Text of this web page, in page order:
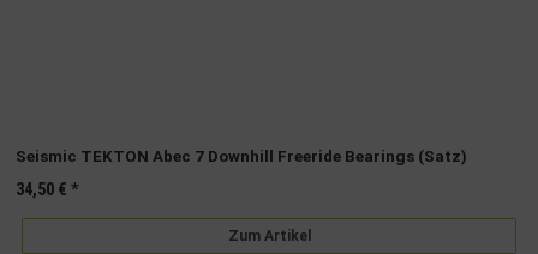
Seismic TEKTON Abec 7 Downhill Freeride Bearings (Satz)
34,50 € *
Zum Artikel